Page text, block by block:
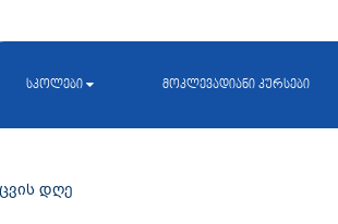
სკოლები მოკლევადიანი კურსები
დღე